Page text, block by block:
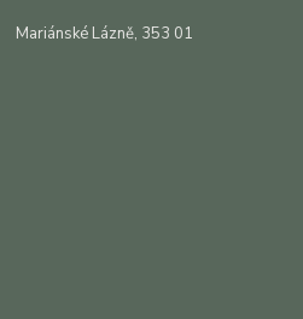
Mariánské Lázně, 353 01